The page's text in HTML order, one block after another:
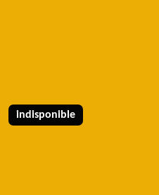
indisponible